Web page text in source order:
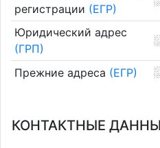
регистрации (ЕГР)
Юридический адрес
(ГРП)
Прежние адреса (ЕГР)
КОНТАКТНЫЕ